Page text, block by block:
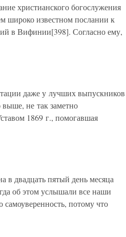
христианского богослужения
широко известном послании к
в Вифинии[398]. Согласно ему,
даже у лучших выпускников
выше, не так заметно
1869 г., помогавшая
в двадцать пятый день месяца
об этом услышали все наши
потому что